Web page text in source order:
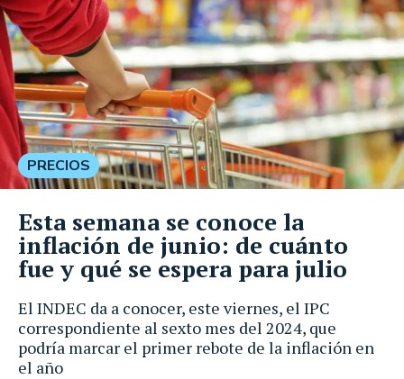
El INDEC da a conocer, este viernes, el IPC
correspondiente al sexto mes del 2024, que
podría marcar el primer rebote de la inflación en
el año
PRECIOS
Esta semana se conoce la
inflación de junio: de cuánto
fue y qué se espera para julio